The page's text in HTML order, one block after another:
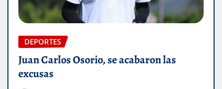
DEPORTES
Juan Carlos Osorio, se acabaron las
excusas